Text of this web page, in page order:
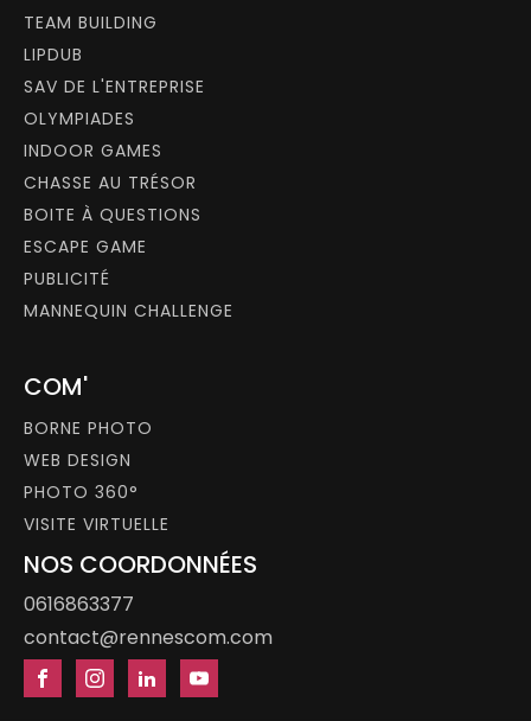
TEAM BUILDING
LIPDUB
SAV DE L'ENTREPRISE
OLYMPIADES
INDOOR GAMES
CHASSE AU TRÉSOR
BOITE À QUESTIONS
ESCAPE GAME
PUBLICITÉ
MANNEQUIN CHALLENGE
COM'
BORNE PHOTO
WEB DESIGN
PHOTO 360°
VISITE VIRTUELLE
NOS COORDONNÉES
0616863377
contact@rennescom.com